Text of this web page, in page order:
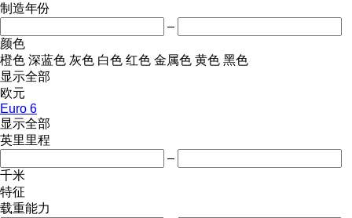
制造年份
–
颜色
橙色 深蓝色 灰色 白色 红色 金属色 黄色 黑色
显示全部
欧元
Euro 6
显示全部
英里里程
–
千米
特征
载重能力